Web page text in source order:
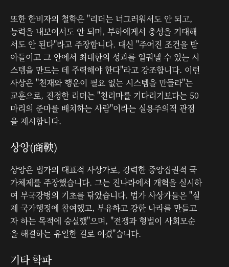
또한 한비자의 철학은 "리더는 너그러워서도 안 되고,
능력을 내보여서도 안 되며, 부하에게서 충성을 기대해
서도 안 된다"라고 주장합니다. 대신 "주어진 조건을 받
아들이고 그 안에서 최대한의 성과를 일궈낼 수 있는 시
스템을 만드는 데 주력해야 한다"라고 강조합니다. 이런
사상은 "천재와 행운이 필요 없는 시스템을 만들라"는
교훈으로, 진정한 리더는 "천리마를 기다리기보다는 50
마리의 준마를 배치하는 사람"이라는 실용주의적 관점
을 제시합니다.
상앙(商鞅)
상앙은 법가의 대표적 사상가로, 강력한 중앙집권적 국
가체제를 주장했습니다. 그는 진나라에서 개혁을 실시하
여 부국강병의 기초를 닦았습니다. 법가 사상가들은 "실
제 국가행정에 참여했고, 부유하고 강한 나라를 만들고
자 하는 목적에 숭실했"으며, "전쟁과 형벌이 사회모순
을 해결하는 유일한 길로 여겼"습니다.
기타 학파